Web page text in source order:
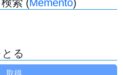
索 (Memento)
る